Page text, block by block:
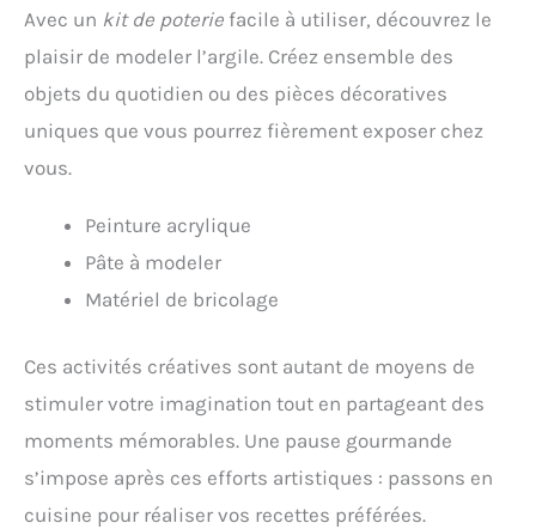
Avec un kit de poterie facile à utiliser, découvrez le
plaisir de modeler l’argile. Créez ensemble des
objets du quotidien ou des pièces décoratives
uniques que vous pourrez fièrement exposer chez
vous.
Peinture acrylique
Pâte à modeler
Matériel de bricolage
Ces activités créatives sont autant de moyens de
stimuler votre imagination tout en partageant des
moments mémorables. Une pause gourmande
s’impose après ces efforts artistiques : passons en
cuisine pour réaliser vos recettes préférées.